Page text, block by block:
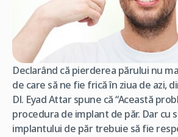
Declarând că pierderea părului nu
de care să ne fie frică în ziua de azi,
Dl. Eyad Attar spune că “Această
procedura de implant de păr. Dar cu
implantului de păr trebuie să fie